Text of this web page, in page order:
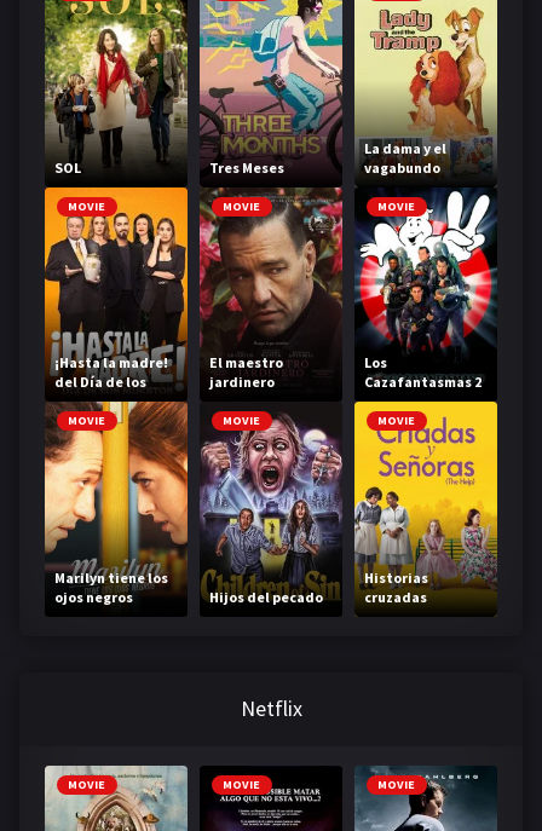
SOL Tres Meses
La dama y el
vagabundo
MOVIE
¡Hasta la madre!
del Día de los
muertos
MOVIE
El maestro
jardinero
MOVIE
Los
Cazafantasmas 2
MOVIE
Marilyn tiene los
ojos negros
MOVIE
Hijos del pecado
MOVIE
Historias
cruzadas
Netflix
MOVIE MOVIE MOVIE